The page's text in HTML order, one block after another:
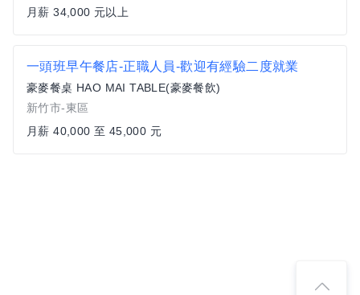
月薪 34,000 元以上
一頭班早午餐店-正職人員-歡迎有經驗二度就業
豪麥餐桌 HAO MAI TABLE(豪麥餐飲)
新竹市-東區
月薪 40,000 至 45,000 元